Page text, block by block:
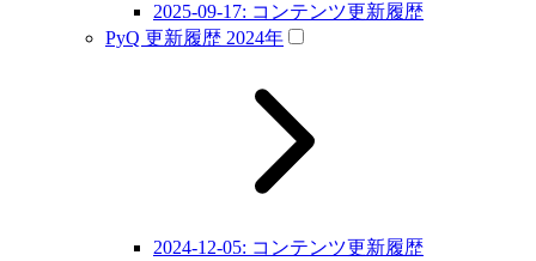
2025-09-17: コンテンツ更新履歴
PyQ 更新履歴 2024年
2024-12-05: コンテンツ更新履歴